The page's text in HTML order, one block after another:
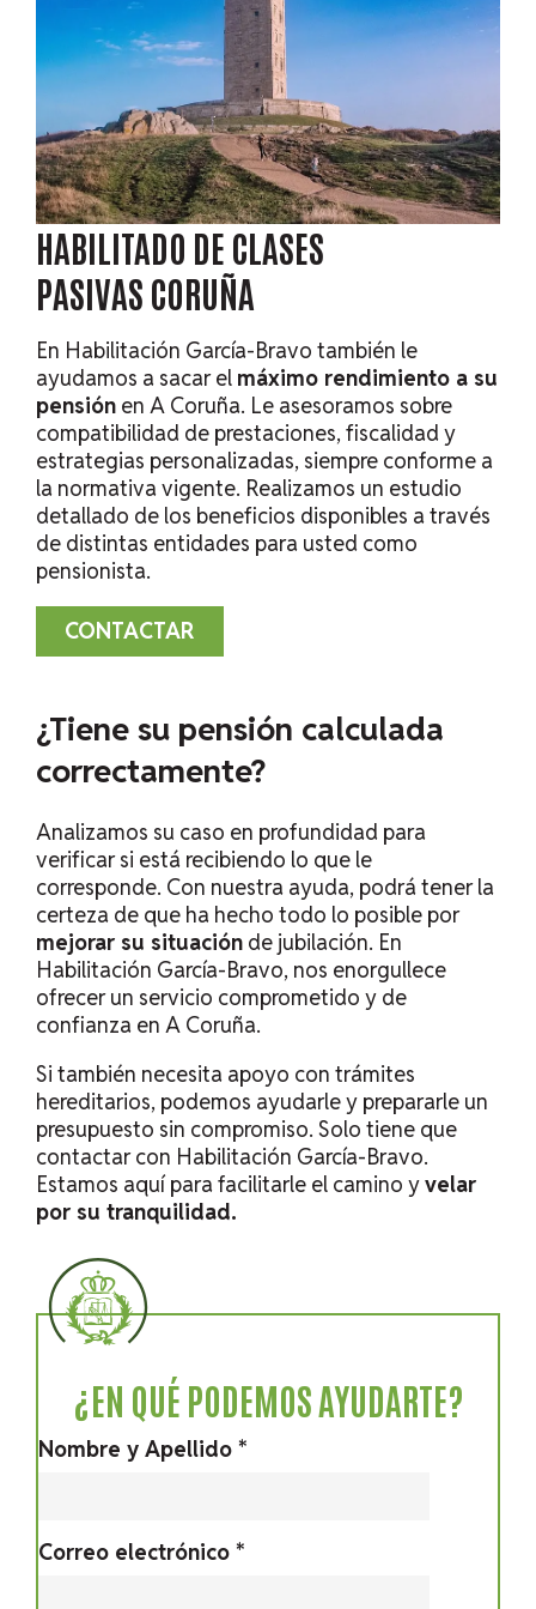
HABILITADO DE CLASES
PASIVAS CORUÑA
En Habilitación García-Bravo también le
ayudamos a sacar el máximo rendimiento a su
pensiónen A Coruña. Le asesoramos sobre
compatibilidad de prestaciones, fiscalidad y
estrategias personalizadas, siempre conforme a
la normativa vigente. Realizamos un estudio
detallado de los beneficios disponibles a través
de distintas entidades para usted como
pensionista.
CONTACTAR
¿Tiene su pensión calculada
correctamente?
Analizamos su caso en profundidad para
verificar si está recibiendo lo que le
corresponde. Con nuestra ayuda, podrá tener la
certeza de que ha hecho todo lo posible por
mejorar su situaciónde jubilación. En
Habilitación García-Bravo, nos enorgullece
ofrecer un servicio comprometido y de
confianza en A Coruña.
Si también necesita apoyo con trámites
hereditarios, podemos ayudarle y prepararle un
presupuesto sin compromiso. Solo tiene que
contactar con Habilitación García-Bravo.
Estamos aquí para facilitarle el camino yvelar
por su tranquilidad.
¿EN QUÉ PODEMOS AYUDARTE?
Nombre y Apellido *
Correo electrónico *